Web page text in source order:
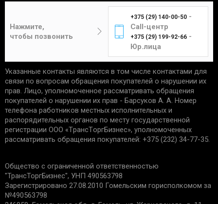
Нажмите,
чтобы позвонить
+375 (29) 140-00-50 -
Call-центр
+375 (29) 199-92-66 -
Юр.лица
Указанные контакты являются в том числе контактами для
связи по вопросам обращения покупателей о нарушении их
прав. Лицо, уполномоченное рассматривать обращения
покупателей о нарушении их прав - Барсуков А. А. Номер
телефона работников местных исполнительных и
распорядительных органов по месту государственной
регистрации ООО «TрaнcТopгБизнec», уполномоченных
рассматривать обращения покупателей: +375 (232) 34-77-35.
Общество с ограниченной ответственностью
"ТрансТоргБизнес", УНП 490563798
Зарегистрировано 27.08.2010 Гомельским горисполкомом за
№490563798